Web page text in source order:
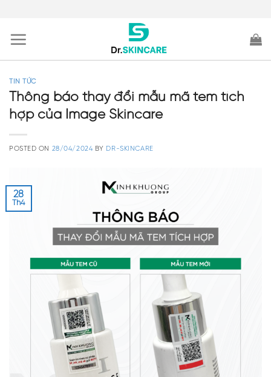
content
TIN TỨC
Thông báo thay đổi mẫu mã tem tích
hợp của Image Skincare
POSTED ON 28/04/2024 BY DR-SKINCARE
28
Th4